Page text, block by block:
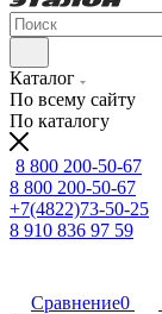
Каталог
По всему сайту
По каталогу
8 800 200-50-67
8 800 200-50-67
+7(4822)73-50-25
8 910 836 97 59
Сравнение0